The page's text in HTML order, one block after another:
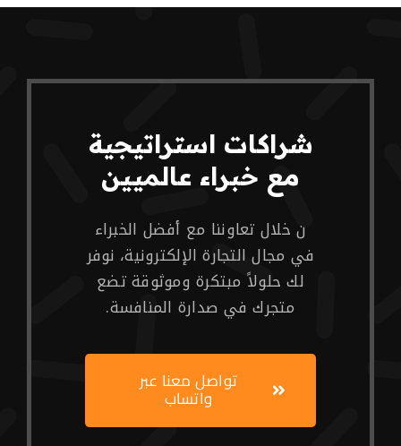
شراكات استراتيجية
مع خبراء عالميين
ن خلال تعاوننا مع أفضل الخبراء
في مجال التجارة الإلكترونية، نوفر
لك حلولاً مبتكرة وموثوقة تضع
متجرك في صدارة المنافسة.
تواصل معنا عبر
واتساب